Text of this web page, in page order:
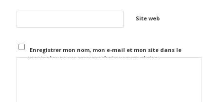
Site web
Enregistrer mon nom, mon e-mail et mon site dans le
navigateur pour mon prochain commentaire.